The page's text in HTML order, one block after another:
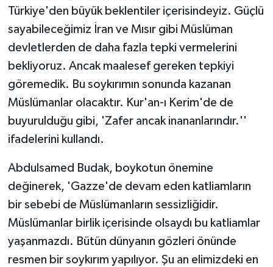
Türkiye'den büyük beklentiler içerisindeyiz. Güçlü
sayabileceğimiz İran ve Mısır gibi Müslüman
devletlerden de daha fazla tepki vermelerini
bekliyoruz. Ancak maalesef gereken tepkiyi
göremedik. Bu soykırımın sonunda kazanan
Müslümanlar olacaktır. Kur'an-ı Kerim'de de
buyurulduğu gibi, 'Zafer ancak inananlarındır.''
ifadelerini kullandı.
Abdulsamed Budak, boykotun önemine
değinerek, 'Gazze'de devam eden katliamların
bir sebebi de Müslümanların sessizliğidir.
Müslümanlar birlik içerisinde olsaydı bu katliamlar
yaşanmazdı. Bütün dünyanın gözleri önünde
resmen bir soykırım yapılıyor. Şu an elimizdeki en